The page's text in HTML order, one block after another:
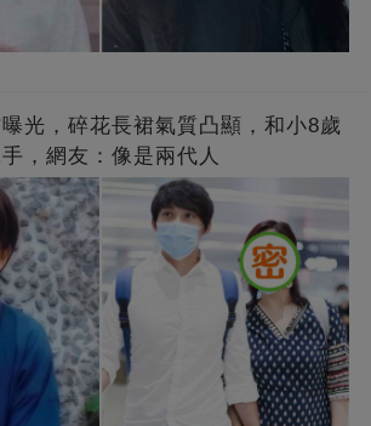
光，碎花長裙氣質凸顯，和小8歲
，網友：像是兩代人